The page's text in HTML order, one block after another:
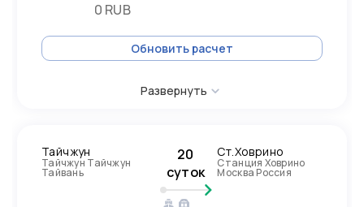
0 RUB
Обновить расчет
Развернуть
Тайчжун
Тайчжун Тайчжун
Тайвань
20
суток
Ст.Ховрино
Станция Ховрино
Москва Россия